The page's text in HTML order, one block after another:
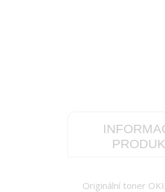
Originální toner